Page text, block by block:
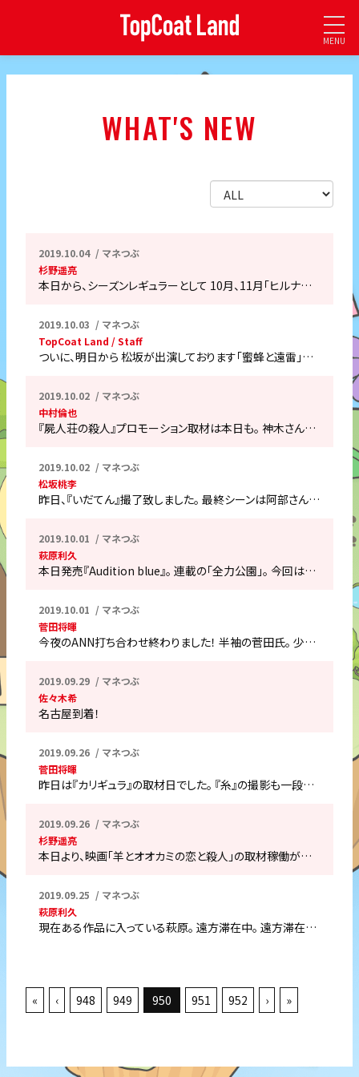
MENU
WHAT'S NEW
2019.10.04
マネつぶ
杉野遥亮
本日から、シーズンレギュラーとして 10月、11月「ヒルナ…
2019.10.03
マネつぶ
TopCoat Land / Staff
ついに、明日から 松坂が出演しております「蜜蜂と遠雷」…
2019.10.02
マネつぶ
中村倫也
『屍人荘の殺人』プロモーション取材は本日も。 神木さん…
2019.10.02
マネつぶ
松坂桃李
昨日、『いだてん』撮了致しました。 最終シーンは阿部さん…
2019.10.01
マネつぶ
萩原利久
本日発売『Audition blue』。 連載の「全力公園」。 今回は…
2019.10.01
マネつぶ
菅田将暉
今夜のANN打ち合わせ終わりました！ 半袖の菅田氏。 少…
2019.09.29
マネつぶ
佐々木希
名古屋到着！
2019.09.26
マネつぶ
菅田将暉
昨日は『カリギュラ』の取材日でした。 『糸』の撮影も一段…
2019.09.26
マネつぶ
杉野遥亮
本日より、映画「羊とオオカミの恋と殺人」の取材稼働が…
2019.09.25
マネつぶ
萩原利久
現在ある作品に入っている萩原。 遠方滞在中。 遠方滞在…
« ‹ 948 949 950 951 952 › »